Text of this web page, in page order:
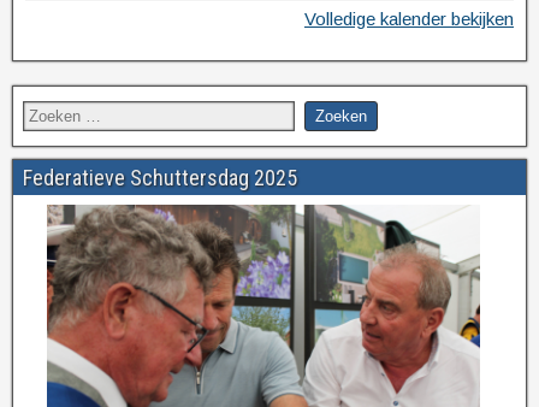
Volledige kalender bekijken
Federatieve Schuttersdag 2025